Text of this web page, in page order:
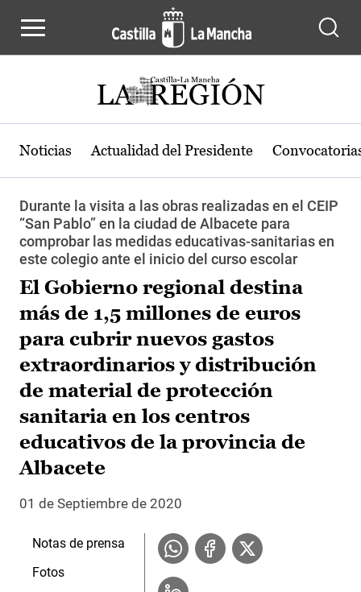
Noticias Actualidad del Presidente
Durante la visita a las obras realizadas en el CEIP
“San Pablo” en la ciudad de Albacete para
comprobar las medidas educativas-sanitarias en
este colegio ante el inicio del curso escolar
El Gobierno regional destina
más de 1,5 millones de euros
para cubrir nuevos gastos
extraordinarios y distribución
de material de protección
sanitaria en los centros
educativos de la provincia de
Albacete
01 de Septiembre de 2020
Notas de prensa
Fotos